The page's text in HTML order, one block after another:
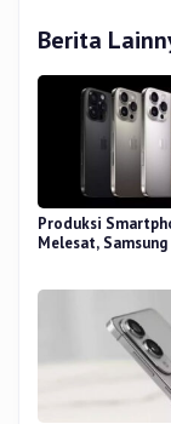
Berita
Produksi
Melesat,